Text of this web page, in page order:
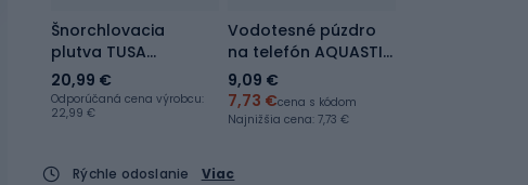
Šnorchlovacia
plutva TUSA
Sportstrap ružová UF
0103
20,99 €
Odporúčaná cena výrobcu:
22,99 €
Vodotesné púzdro
na telefón AQUASTIC
AQS-B5I189-BK black
9,09 €
7,73 €cena s kódom
Najnižšia cena:7,73 €
Rýchle odoslanie
Viac